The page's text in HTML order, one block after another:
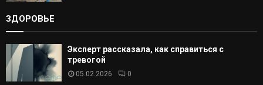
ЗДОРОВЬЕ
Эксперт рассказала, как справиться с
тревогой
05.02.2026 0